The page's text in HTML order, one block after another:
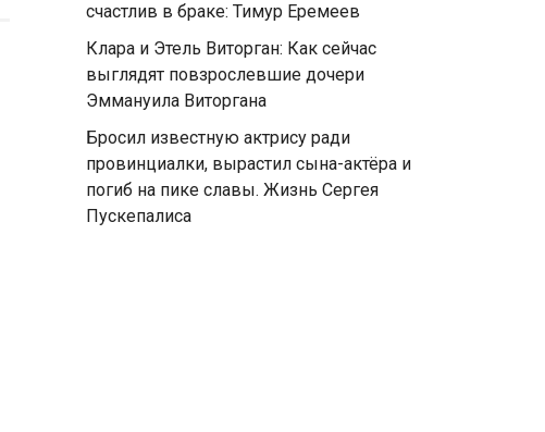
счастлив в браке: Тимур Еремеев
Клара и Этель Виторган: Как сейчас
выглядят повзрослевшие дочери
Эммануила Виторгана
Бросил известную актрису ради
провинциалки, вырастил сына-актёра и
погиб на пике славы. Жизнь Сергея
Пускепалиса